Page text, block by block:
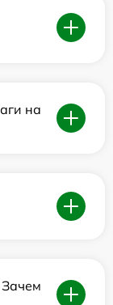
на